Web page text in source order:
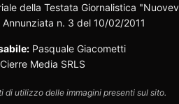
della Testata Giornalistica
n. 3 del 10/02/2011
Pasquale Giacometti
Cierre Media SRLS
di utilizzo delle immagini presenti sul sito.